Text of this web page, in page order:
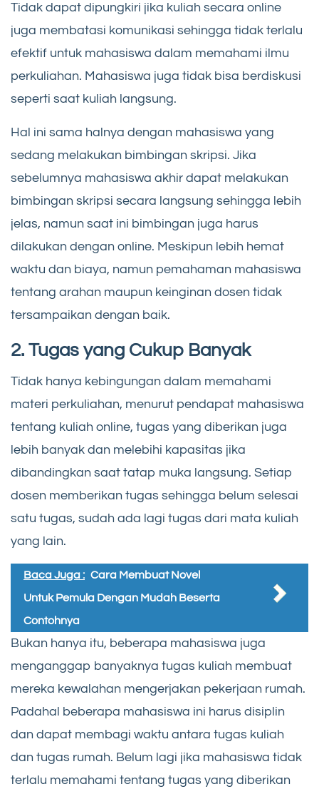
Tidak dapat dipungkiri jika kuliah secara online
juga membatasi komunikasi sehingga tidak terlalu
efektif untuk mahasiswa dalam memahami ilmu
perkuliahan. Mahasiswa juga tidak bisa berdiskusi
seperti saat kuliah langsung.
Hal ini sama halnya dengan mahasiswa yang
sedang melakukan bimbingan skripsi. Jika
sebelumnya mahasiswa akhir dapat melakukan
bimbingan skripsi secara langsung sehingga lebih
jelas, namun saat ini bimbingan juga harus
dilakukan dengan online. Meskipun lebih hemat
waktu dan biaya, namun pemahaman mahasiswa
tentang arahan maupun keinginan dosen tidak
tersampaikan dengan baik.
2. Tugas yang Cukup Banyak
Tidak hanya kebingungan dalam memahami
materi perkuliahan, menurut pendapat mahasiswa
tentang kuliah online, tugas yang diberikan juga
lebih banyak dan melebihi kapasitas jika
dibandingkan saat tatap muka langsung. Setiap
dosen memberikan tugas sehingga belum selesai
satu tugas, sudah ada lagi tugas dari mata kuliah
yang lain.
Baca Juga : Cara Membuat Novel
Untuk Pemula Dengan Mudah Beserta
Contohnya
Bukan hanya itu, beberapa mahasiswa juga
menganggap banyaknya tugas kuliah membuat
mereka kewalahan mengerjakan pekerjaan rumah.
Padahal beberapa mahasiswa ini harus disiplin
dan dapat membagi waktu antara tugas kuliah
dan tugas rumah. Belum lagi jika mahasiswa tidak
terlalu memahami tentang tugas yang diberikan